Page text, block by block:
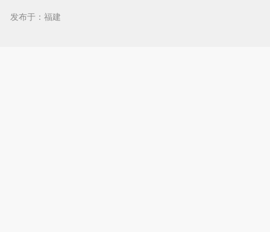
发布于：福建